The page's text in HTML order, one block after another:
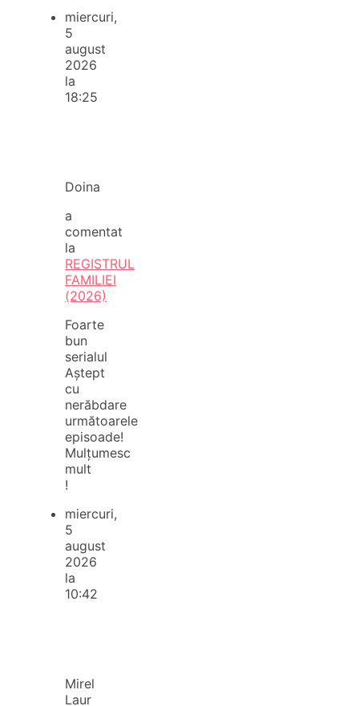
miercuri,
5
august
2026
la
18:25
Doina
a
comentat
la
REGISTRUL
FAMILIEI
(2026)
Foarte
bun
serialul
Aștept
cu
nerăbdare
următoarele
episoade!
Mulțumesc
mult
!
miercuri,
5
august
2026
la
10:42
Mirel
Laur